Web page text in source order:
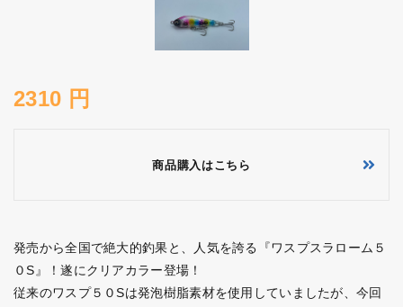
2310 円
商品購入はこちら
発売から全国で絶大的釣果と、人気を誇る『ワスプスラローム５
０S』！遂にクリアカラー登場！
従来のワスプ５０Sは発泡樹脂素材を使用していましたが、今回